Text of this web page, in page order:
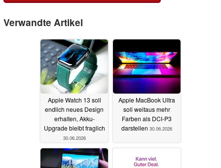
Verwandte Artikel
Apple Watch 13 soll
endlich neues Design
erhalten, Akku-
Upgrade bleibt fraglich
30.06.2026
Apple MacBook Ultra
soll weitaus mehr
Farben als DCI-P3
darstellen 30.06.2026